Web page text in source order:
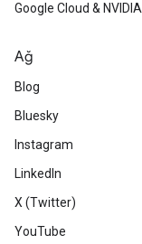
Google Cloud & NVIDIA
Ağ
Blog
Bluesky
Instagram
LinkedIn
X (Twitter)
YouTube